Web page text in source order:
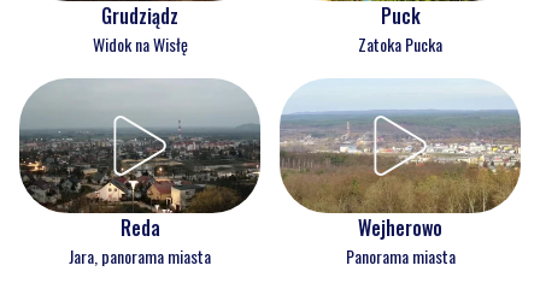
Grudziądz
Widok na Wisłę
Puck
Zatoka Pucka
Reda
Jara, panorama miasta
Wejherowo
Panorama miasta